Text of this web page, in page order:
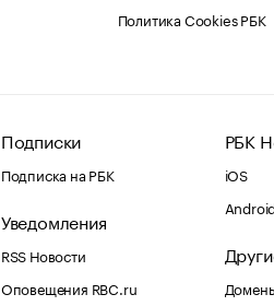
Политика Cookies РБК
Подписки
Подписка на РБК
Уведомления
RSS Новости
Оповещения RBC.ru
РБК
iOS